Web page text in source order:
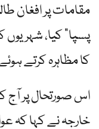
مقامات پر افغان
پسپا” کیا،
کا مظاہرہ کرتے
اس صورتحال پر آج
خارجہ نے کہا کہ